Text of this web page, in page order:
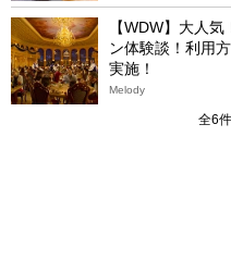
【WDW】大人
ン体験談！利用
実施！
Melody
全6